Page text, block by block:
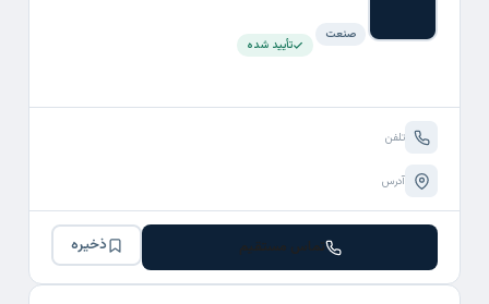
صنعت
تأیید شده
تلفن
آدرس
تماس مستقیم ذخیره